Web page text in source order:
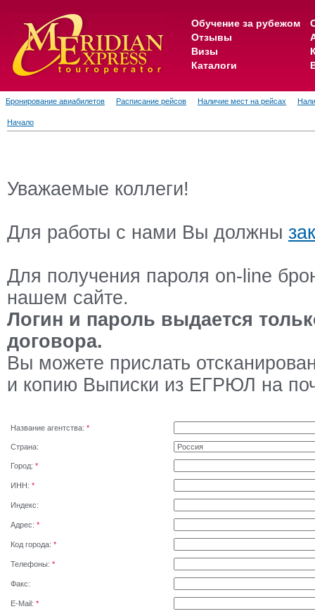
Обучение за рубежом
Отзывы
Визы
Каталоги
Бронирование авиабилетов Расписание рейсов Наличие мест на рейсах
Начало
Уважаемые коллеги!
Для работы с нами Вы должны
Для получения пароля on-line
нашем сайте.
Логин и пароль выдается
договора.
Вы можете прислать
и копию Выписки из ЕГРЮЛ на
Название агентства: *
Страна:
Город: *
ИНН: *
Индекс:
Адрес: *
Код города: *
Телефоны: *
Факс:
E-Mail: *